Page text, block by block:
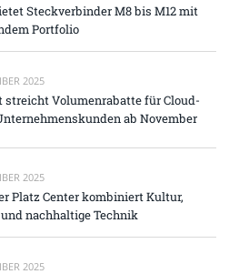
Steckverbinder M8 bis M12 mit
Portfolio
2025
streicht Volumenrabatte für Cloud-
ab November
2025
Platz Center kombiniert Kultur,
nachhaltige Technik
2025